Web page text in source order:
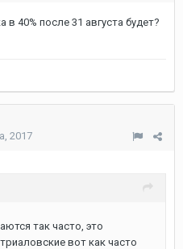
в 40% после 31 августа будет?
2017
так часто, это
вот как часто